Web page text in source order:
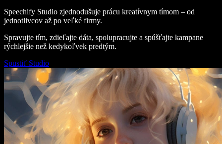
Speechify Studio zjednodušuje prácu kreatívnym tímom – od
jednotlivcov až po veľké firmy.
Spravujte tím, zdieľajte dáta, spolupracujte a spúšťajte kampane
rýchlejšie než kedykoľvek predtým.
Spustiť Studio